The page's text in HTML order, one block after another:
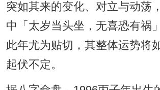
突如其来的变化、对立与动荡
中「太岁当头坐，无喜恐有祸
此年尤为贴切，其整体运势将
起伏不定。